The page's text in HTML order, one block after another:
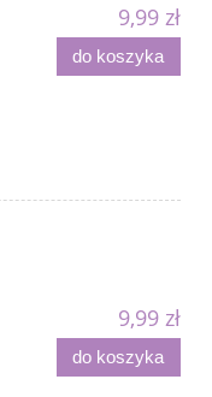
9,99 zł
do koszyka
9,99 zł
do koszyka